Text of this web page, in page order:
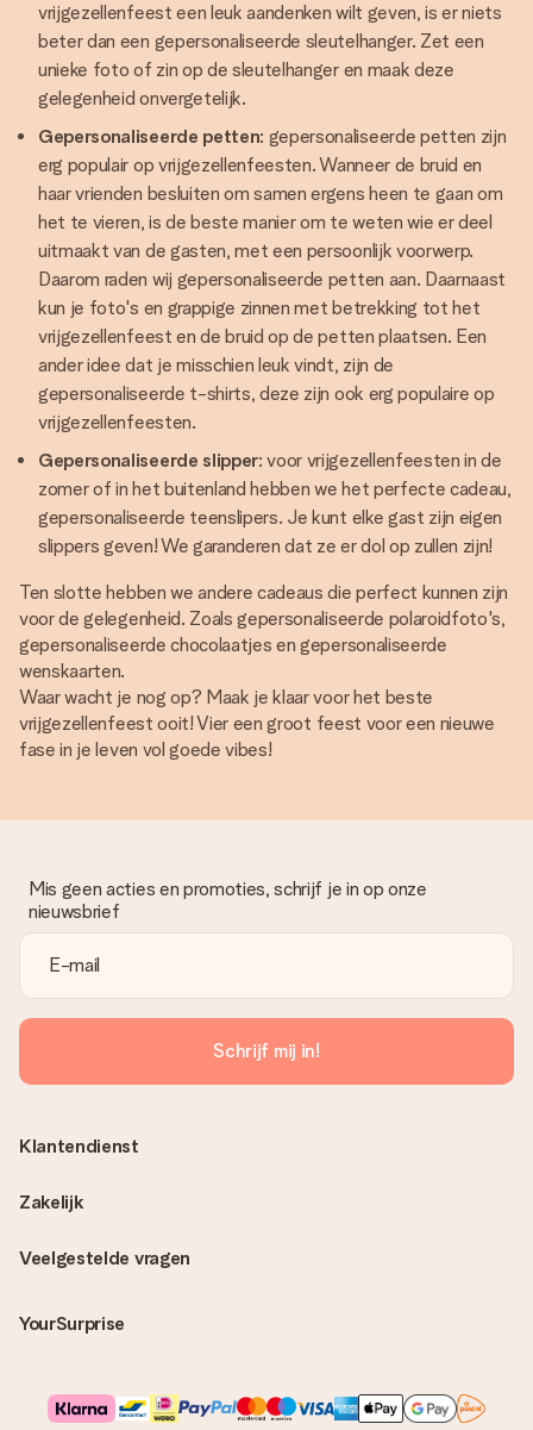
vrijgezellenfeest een leuk aandenken wilt geven, is er niets
beter dan een gepersonaliseerde sleutelhanger. Zet een
unieke foto of zin op de sleutelhanger en maak deze
gelegenheid onvergetelijk.
Gepersonaliseerde petten: gepersonaliseerde petten zijn
erg populair op vrijgezellenfeesten. Wanneer de bruid en
haar vrienden besluiten om samen ergens heen te gaan om
het te vieren, is de beste manier om te weten wie er deel
uitmaakt van de gasten, met een persoonlijk voorwerp.
Daarom raden wij gepersonaliseerde petten aan. Daarnaast
kun je foto's en grappige zinnen met betrekking tot het
vrijgezellenfeest en de bruid op de petten plaatsen. Een
ander idee dat je misschien leuk vindt, zijn de
gepersonaliseerde t-shirts, deze zijn ook erg populaire op
vrijgezellenfeesten.
Gepersonaliseerde slipper: voor vrijgezellenfeesten in de
zomer of in het buitenland hebben we het perfecte cadeau,
gepersonaliseerde teenslipers. Je kunt elke gast zijn eigen
slippers geven! We garanderen dat ze er dol op zullen zijn!
Ten slotte hebben we andere cadeaus die perfect kunnen zijn
voor de gelegenheid. Zoals gepersonaliseerde polaroidfoto's,
gepersonaliseerde chocolaatjes en gepersonaliseerde
wenskaarten.
Waar wacht je nog op? Maak je klaar voor het beste
vrijgezellenfeest ooit! Vier een groot feest voor een nieuwe
fase in je leven vol goede vibes!
Mis geen acties en promoties, schrijf je in op onze
nieuwsbrief
Schrijf mij in!
Veelgestelde vragen
YourSurprise
Klantendienst
Zakelijk